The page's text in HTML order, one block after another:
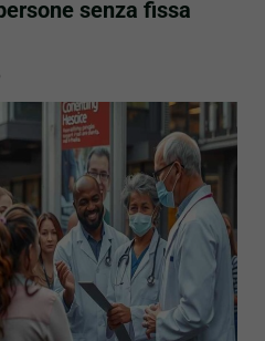
senza fissa